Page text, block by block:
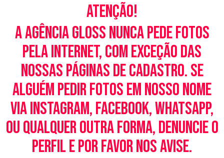
Atenção!
A Agência Gloss nunca pede fotos
pela Internet, com exceção das
nossas páginas de cadastro. Se
alguém pedir fotos em nosso nome
via Instagram, Facebook, WhatsApp,
ou qualquer outra forma, denuncie o
perfil e por favor nos avise.